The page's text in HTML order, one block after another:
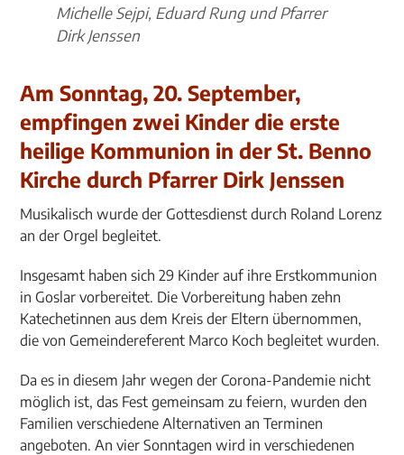
Michelle Sejpi, Eduard Rung und Pfarrer
Dirk Jenssen
Am Sonntag, 20. September,
empfingen zwei Kinder die erste
heilige Kommunion in der St. Benno
Kirche durch Pfarrer Dirk Jenssen
Musikalisch wurde der Gottesdienst durch Roland Lorenz
an der Orgel begleitet.
Insgesamt haben sich 29 Kinder auf ihre Erstkommunion
in Goslar vorbereitet. Die Vorbereitung haben zehn
Katechetinnen aus dem Kreis der Eltern übernommen,
die von Gemeindereferent Marco Koch begleitet wurden.
Da es in diesem Jahr wegen der Corona-Pandemie nicht
möglich ist, das Fest gemeinsam zu feiern, wurden den
Familien verschiedene Alternativen an Terminen
angeboten. An vier Sonntagen wird in verschiedenen